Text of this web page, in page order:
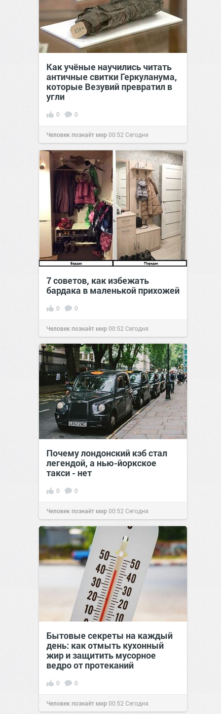
Как учёные научились читать
античные свитки Геркуланума,
которые Везувий превратил в
угли
0 0
Человек познаёт мир00:52 Сегодня
7 советов, как избежать
бардака в маленькой прихожей
0 0
Человек познаёт мир00:52 Сегодня
Почему лондонский кэб стал
легендой, а нью-йоркское
такси - нет
0 0
Человек познаёт мир00:52 Сегодня
Бытовые секреты на каждый
день: как отмыть кухонный
жир и защитить мусорное
ведро от протеканий
0 0
Человек познаёт мир00:52 Сегодня